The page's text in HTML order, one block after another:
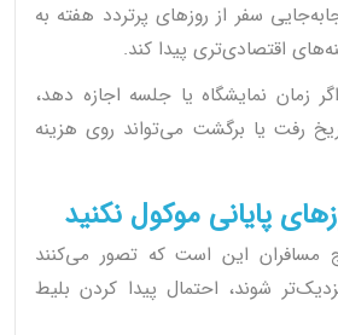
سفر از روزهای پرتردد هفته به
اقتصادی‌تری پیدا کند.
زمان نمایشگاه یا جلسه اجازه دهد،
رفت یا برگشت می‌تواند روی هزینه
مسافران این است که تصور می‌کنند
شوند، احتمال پیدا کردن بلیط